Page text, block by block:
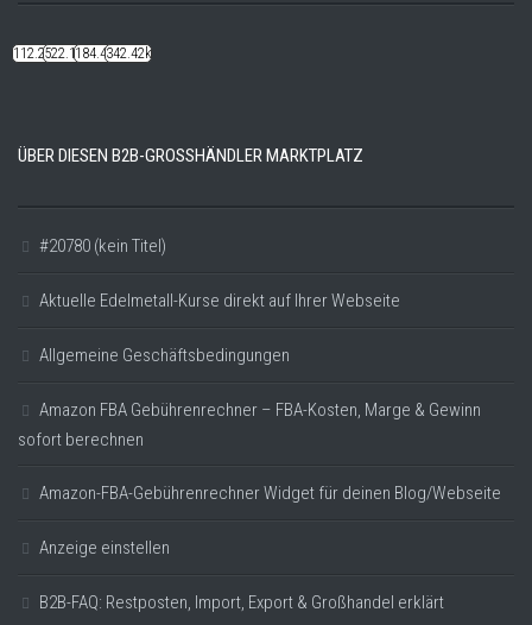
112.22k522.14k184.48k342.42k
ÜBER DIESEN B2B-GROSSHÄNDLER MARKTPLATZ
#20780 (kein Titel)
Aktuelle Edelmetall-Kurse direkt auf Ihrer Webseite
Allgemeine Geschäftsbedingungen
Amazon FBA Gebührenrechner – FBA-Kosten, Marge & Gewinn
sofort berechnen
Amazon-FBA-Gebührenrechner Widget für deinen Blog/Webseite
Anzeige einstellen
B2B-FAQ: Restposten, Import, Export & Großhandel erklärt